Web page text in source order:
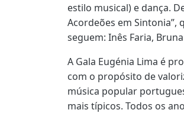
estilo musical) e dança.
Acordeões em Sintonia”,
seguem: Inês Faria,
A Gala Eugénia Lima é
com o propósito de
música popular
mais típicos. Todos os